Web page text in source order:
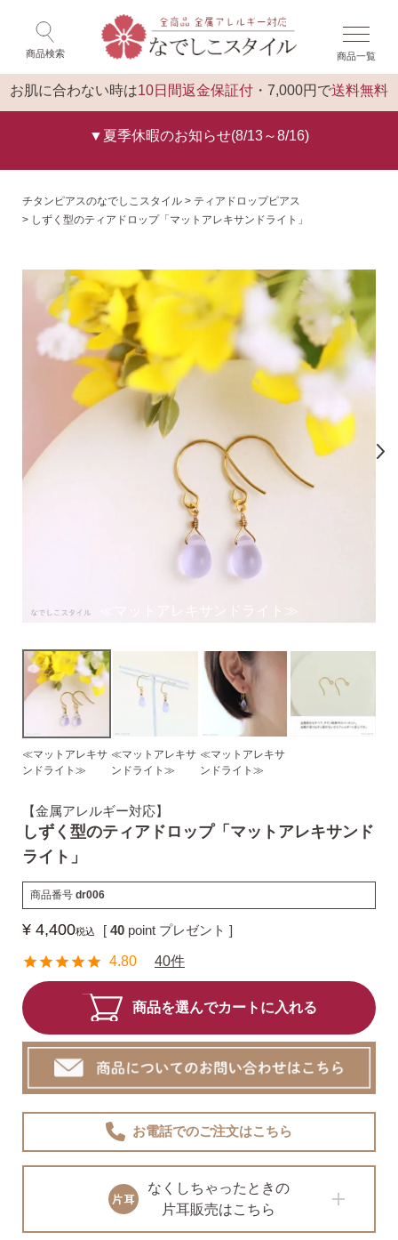
商品検索 商品一覧
お肌に合わない時は10日間返金保証付 ・7,000円で送料無料
▼夏季休暇のお知らせ(8/13～8/16)
閉じる
ゲスト 様 こんにちは
気になるキーワードで探す
#バックキャッチ
スタッドピアス
揺れるスタッドピアス
揺れるフックピアス
バックキャッチ
ピアスチャーム
予備の替えキャッチ・ケア用品
無くした時の片耳ピアス
チタンピアスのなでしこスタイル
ティアドロップピアス
しずく型のティアドロップ「マットアレキサンドライト」
≪マットアレキサンドライト≫
≪マットアレキサ
ンドライト≫
≪マットアレキサ
ンドライト≫
≪マットアレキサ
ンドライト≫
【金属アレルギー対応】
しずく型のティアドロップ「マットアレキサンド
ライト」
商品番号 dr006
¥ 4,400税込 [ 40 point プレゼント ]
4.80 40件
商品を選んでカートに入れる
お電話でのご注文はこちら
なくしちゃったときの
片耳販売はこちら